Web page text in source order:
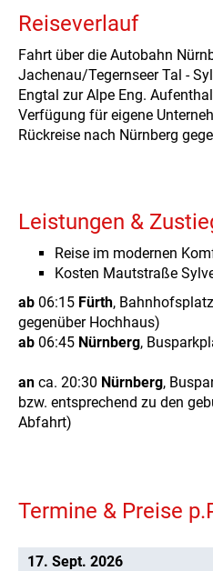
Reiseverlauf
Fahrt über die Autobahn
Jachenau/Tegernseer Tal -
Engtal zur Alpe Eng.
Verfügung für eigene
Rückreise nach Nürnberg
Leistungen &
Reise im modernen
Kosten Mautstraße
ab 06:15 Fürth,
gegenüber Hochhaus)
ab 06:45 Nürnberg,
an ca. 20:30 Nürnberg,
bzw. entsprechend zu den
Abfahrt)
Termine & Preise
17. Sept. 2026